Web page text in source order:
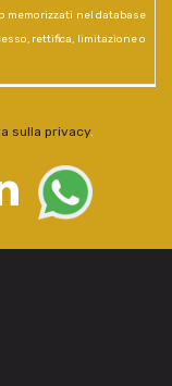
memorizzati nel database
rettifica, limitazione o
sulla privacy.